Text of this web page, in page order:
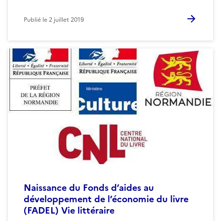
Publié le2 juillet 2019
Naissance du Fonds d’aides au
développement de l’économie du livre
(FADEL) Vie littéraire